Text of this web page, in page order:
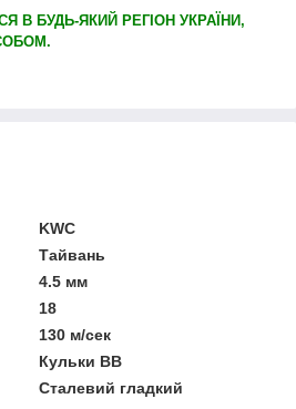
В БУДЬ-ЯКИЙ РЕГІОН УКРАЇНИ,
KWC
Тайвань
4.5 мм
18
130 м/сек
Кульки BB
Сталевий гладкий